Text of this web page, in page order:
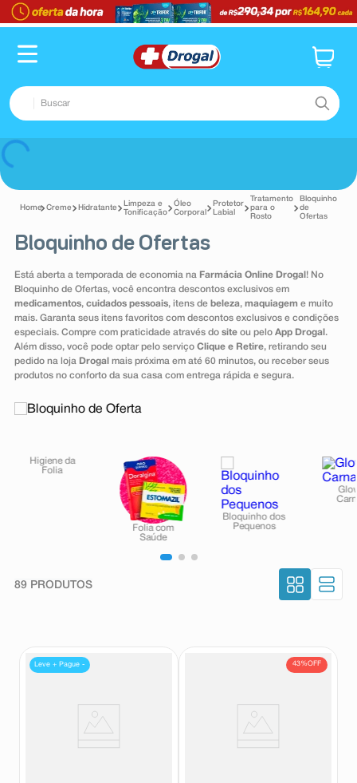
Buscar
Creme Hidratante
Limpeza e
Tonificação
Óleo
Corporal
Protetor
Labial
Tratamento
para o
Rosto
Bloquinho
de
Ofertas
Bloquinho de Ofertas
Está aberta a temporada de economia na Farmácia Online Drogal ! No
Bloquinho de Ofertas, você encontra descontos exclusivos em
medicamentos, cuidados pessoais, itens de beleza, maquiagem e muito
mais. Garanta seus itens favoritos com descontos exclusivos e condições
especiais. Compre com praticidade através do siteou pelo App Drogal .
Além disso, você pode optar pelo serviço Clique e Retire, retirando seu
pedido na loja Drogal mais próxima em até 60 minutos, ou receber seus
produtos no conforto da sua casa com entrega rápida e segura.
89 PRODUTOS
Leve + Pague - 43%OFF
TERMOS MAIS BUSCADOS
1º fralda
2º pampers confort sec max
3
4º
absorvente
9º teste gravidez
10ºesmalte
TERMOS MAIS BUSCADOS
2º pampers confort sec max
3º dipirona
5º tadalafila
6º minoxidil
7º desodorante
8º absorvente
9º teste gravidez